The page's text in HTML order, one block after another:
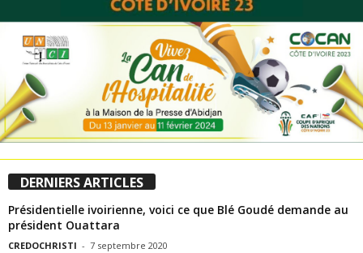
DERNIERS ARTICLES
Présidentielle ivoirienne, voici ce que Blé Goudé demande au
président Ouattara
CREDOCHRISTI - 7 septembre 2020